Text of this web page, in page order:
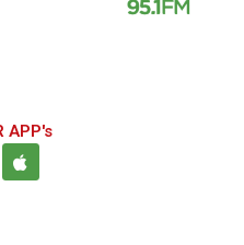
APP's